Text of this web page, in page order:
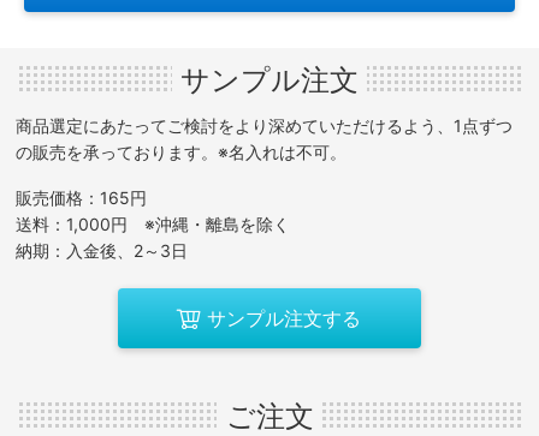
サンプル注文
商品選定にあたってご検討をより深めていただけるよう、1点ずつ
の販売を承っております。※名入れは不可。
販売価格：165円
送料：1,000円 ※沖縄・離島を除く
納期：入金後、2～3日
サンプル注文する
ご注文